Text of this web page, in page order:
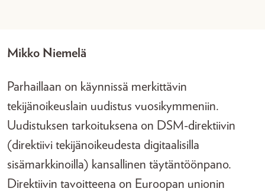
Mikko Niemelä
Parhaillaan on käynnissä merkittävin
tekijänoikeuslain uudistus vuosikymmeniin.
Uudistuksen tarkoituksena on DSM-direktiivin
(direktiivi tekijänoikeudesta digitaalisilla
sisämarkkinoilla) kansallinen täytäntöönpano.
Direktiivin tavoitteena on Euroopan unionin